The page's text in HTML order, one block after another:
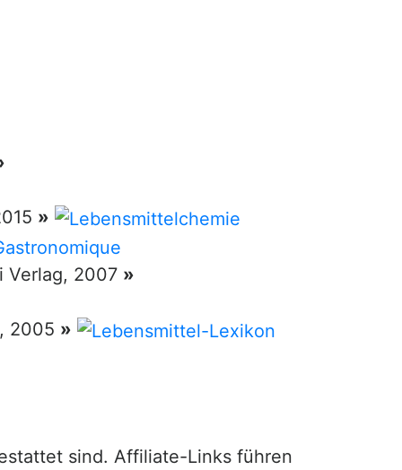
»
Verlag, 2007 »
2005 »
sind. Affiliate-Links führen